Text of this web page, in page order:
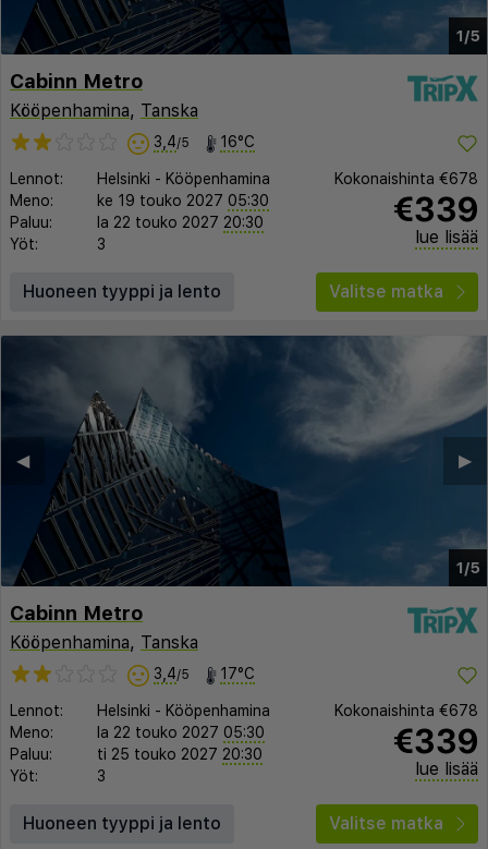
1/5
Cabinn Metro
Kööpenhamina, Tanska
3,4/5 16°C
Lennot: Helsinki - Kööpenhamina
Meno:
ke 19 touko 2027 05:30
Paluu:
la 22 touko 2027 20:30
Yöt:
3
Kokonaishinta €678
€339
lue lisää
Huoneen tyyppi ja lento Valitse matka
1/5
▶︎
◀︎
Cabinn Metro
Kööpenhamina, Tanska
3,4/5 17°C
Lennot: Helsinki - Kööpenhamina
Meno:
la 22 touko 2027 05:30
Paluu:
ti 25 touko 2027 20:30
Yöt:
3
Kokonaishinta €678
€339
lue lisää
Huoneen tyyppi ja lento Valitse matka